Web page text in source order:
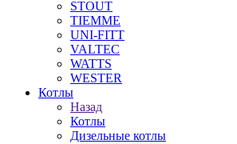
STOUT
TIEMME
UNI-FITT
VALTEC
WATTS
WESTER
Котлы
Назад
Котлы
Дизельные котлы